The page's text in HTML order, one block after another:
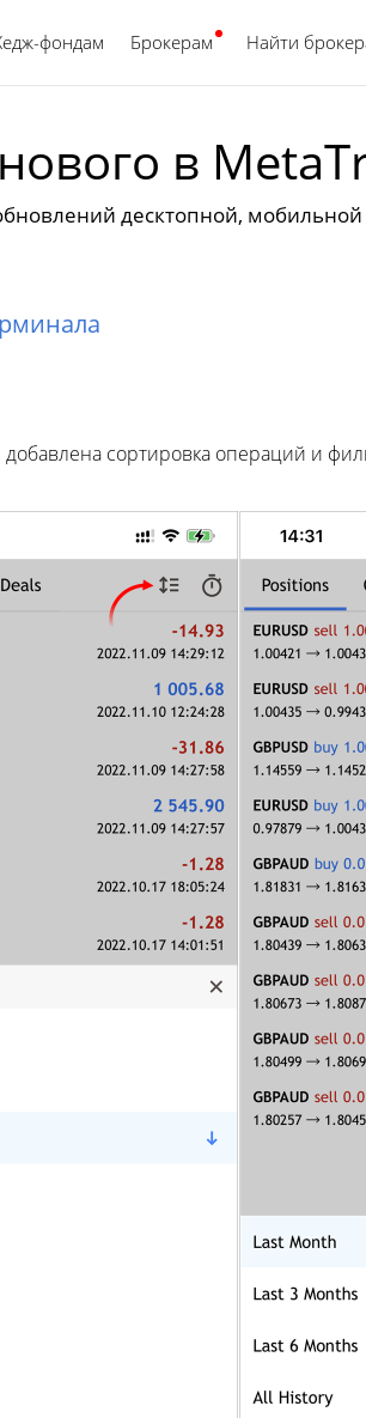
фондам Брокерам НайтиРусский
в
десктопной,
сортировка операций и